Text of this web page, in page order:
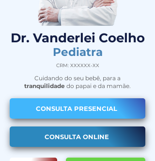
Dr. Vanderlei Coelho
Pediatra
CRM: XXXXXX-XX
Cuidando do seu bebê, para a
tranquilidade do papai e da mamãe.
CONSULTA PRESENCIAL
CONSULTA ONLINE